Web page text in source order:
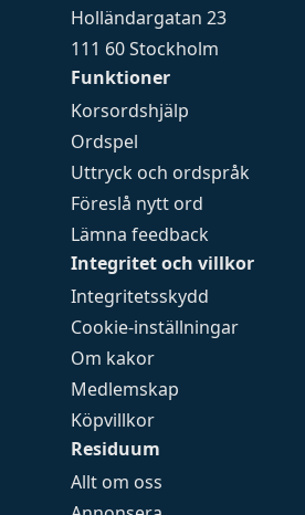
Funktioner
Korsordshjälp
Ordspel
Uttryck och ordspråk
Föreslå nytt ord
Lämna feedback
Integritet och villkor
Integritetsskydd
Cookie-inställningar
Om kakor
Medlemskap
Köpvillkor
Residuum
Allt om oss
Holländargatan 23
111 60 Stockholm